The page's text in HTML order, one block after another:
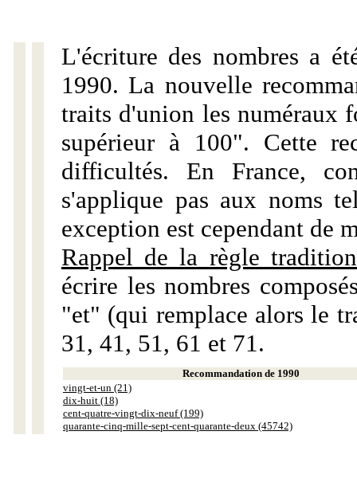
L'écriture des nombres a
1990. La nouvelle
traits d'union les numéraux
supérieur à 100". Cette
difficultés. En France,
s'applique pas aux noms
exception est cependant de
Rappel de la règle
écrire les nombres
"et" (qui remplace alors le
31, 41, 51, 61 et 71.
Recommandation de 1990
vingt-et-un (21)
dix-huit (18)
cent-quatre-vingt-dix-neuf (199)
quarante-cinq-mille-sept-cent-quarante-deux (45742)